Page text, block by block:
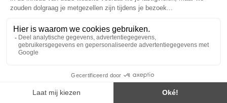
evenwichtige voeding en een gezonde levensstijl. Aanbevolen dagelijkse dosis niet
overschrijden. Enkel voor volwassenen, buiten het bereik van kinderen houden.